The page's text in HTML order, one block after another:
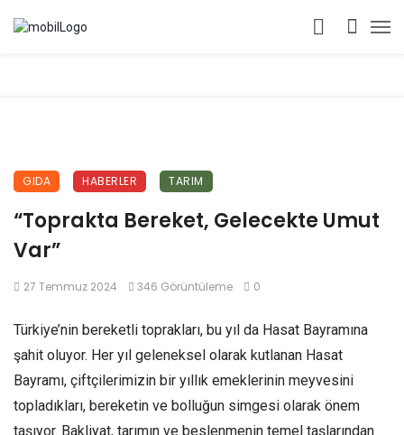
GIDA HABERLER TARIM
“Toprakta Bereket, Gelecekte Umut
Var”
27 Temmuz 2024 346 Görüntüleme 0
Türkiye’nin bereketli toprakları, bu yıl da Hasat Bayramına
şahit oluyor. Her yıl geleneksel olarak kutlanan Hasat
Bayramı, çiftçilerimizin bir yıllık emeklerinin meyvesini
topladıkları, bereketin ve bolluğun simgesi olarak önem
taşıyor. Bakliyat, tarımın ve beslenmenin temel taşlarından